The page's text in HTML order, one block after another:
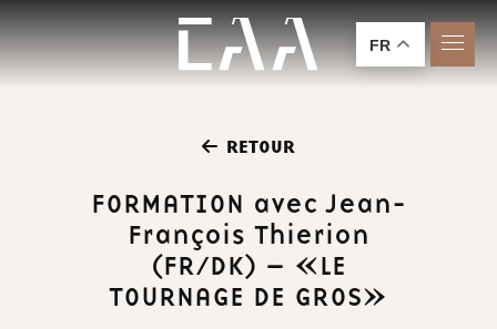
RETOUR
FORMATION avec Jean-
François Thierion
(FR/DK) – «LE
TOURNAGE DE GROS»
FR